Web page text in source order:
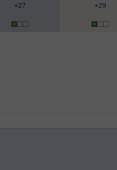
+27 +29